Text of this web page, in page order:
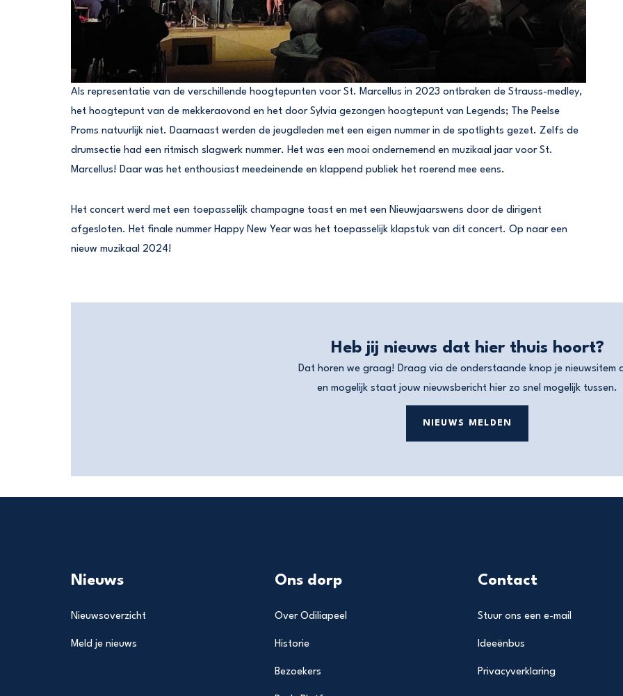
Als representatie van de verschillende hoogtepunten voor St. Marcellus in 2023 ontbraken de Strauss-medley,
het hoogtepunt van de mekkeraovond en het door Sylvia gezongen hoogtepunt van Legends; The Peelse
Proms natuurlijk niet. Daarnaast werden de jeugdleden met een eigen nummer in de spotlights gezet. Zelfs de
drumsectie had een ritmisch slagwerk nummer. Het was een mooi ondernemend en muzikaal jaar voor St.
Marcellus! Daar was het enthousiast meedeinende en klappend publiek het roerend mee eens.
Het concert werd met een toepasselijk champagne toast en met een Nieuwjaarswens door de dirigent
afgesloten. Het finale nummer Happy New Year was het toepasselijk klapstuk van dit concert. Op naar een
nieuw muzikaal 2024!
Heb jij nieuws dat hier thuis hoort?
Dat horen we graag! Draag via de onderstaande knop je nieuwsitem
en mogelijk staat jouw nieuwsbericht hier zo snel mogelijk tussen.
NIEUWS MELDEN
Nieuws
Nieuwsoverzicht
Meld je nieuws
Ons dorp
Over Odiliapeel
Historie
Bezoekers
Contact
Stuur ons een e-mail
Ideeënbus
Privacyverklaring